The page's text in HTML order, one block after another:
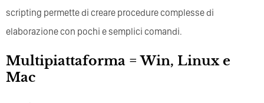
scripting permette di creare procedure complesse di
elaborazione con pochi e semplici comandi.
Multipiattaforma = Win, Linux e
Mac